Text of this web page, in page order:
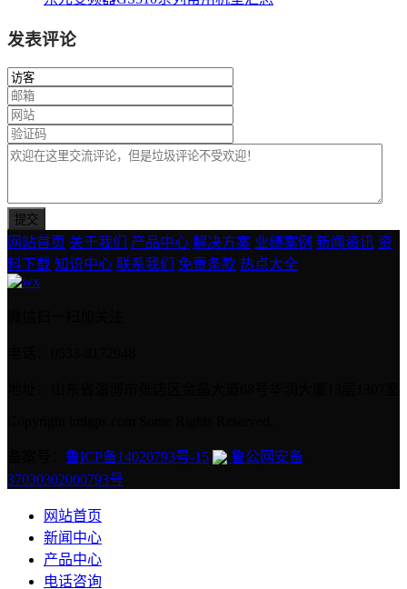
发表评论
网站首页 关于我们 产品中心 解决方案 业绩案例 新闻资讯 资
料下载 知识中心 联系我们 免责条款 热点大全
鲁ICP备14020793号-15
鲁公网安备
37030302000793号
网站首页
新闻中心
产品中心
电话咨询